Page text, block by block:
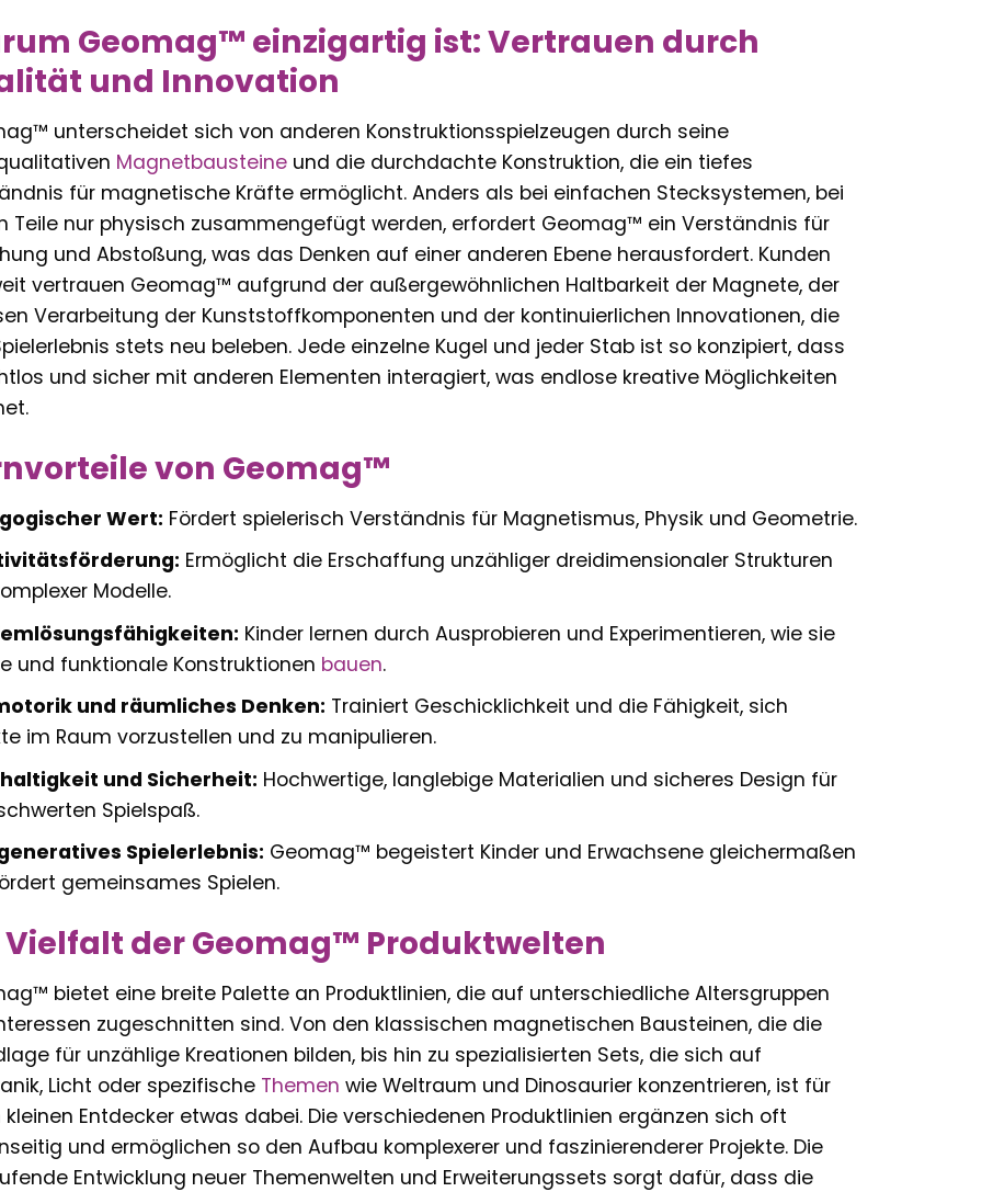
Geomag™ einzigartig ist: Vertrauen durch
und Innovation
unterscheidet sich von anderen Konstruktionsspielzeugen durch seine
Magnetbausteineund die durchdachte Konstruktion, die ein tiefes
für magnetische Kräfte ermöglicht. Anders als bei einfachen Stecksystemen, bei
Teile nur physisch zusammengefügt werden, erfordert Geomag™ ein Verständnis für
und Abstoßung, was das Denken auf einer anderen Ebene herausfordert. Kunden
vertrauen Geomag™ aufgrund der außergewöhnlichen Haltbarkeit der Magnete, der
Verarbeitung der Kunststoffkomponenten und der kontinuierlichen Innovationen, die
stets neu beleben. Jede einzelne Kugel und jeder Stab ist so konzipiert, dass
und sicher mit anderen Elementen interagiert, was endlose kreative Möglichkeiten
von Geomag™
Wert: Fördert spielerisch Verständnis für Magnetismus, Physik und Geometrie.
Ermöglicht die Erschaffung unzähliger dreidimensionaler Strukturen
Modelle.
Kinder lernen durch Ausprobieren und Experimentieren, wie sie
und funktionale Konstruktionen bauen.
und räumliches Denken: Trainiert Geschicklichkeit und die Fähigkeit, sich
im Raum vorzustellen und zu manipulieren.
und Sicherheit: Hochwertige, langlebige Materialien und sicheres Design für
Spielspaß.
Spielerlebnis: Geomag™ begeistert Kinder und Erwachsene gleichermaßen
gemeinsames Spielen.
Vielfalt der Geomag™ Produktwelten
bietet eine breite Palette an Produktlinien, die auf unterschiedliche Altersgruppen
zugeschnitten sind. Von den klassischen magnetischen Bausteinen, die die
für unzählige Kreationen bilden, bis hin zu spezialisierten Sets, die sich auf
Licht oder spezifische Themen wie Weltraum und Dinosaurier konzentrieren, ist für
kleinen Entdecker etwas dabei. Die verschiedenen Produktlinien ergänzen sich oft
und ermöglichen so den Aufbau komplexerer und faszinierenderer Projekte. Die
Entwicklung neuer Themenwelten und Erweiterungssets sorgt dafür, dass die